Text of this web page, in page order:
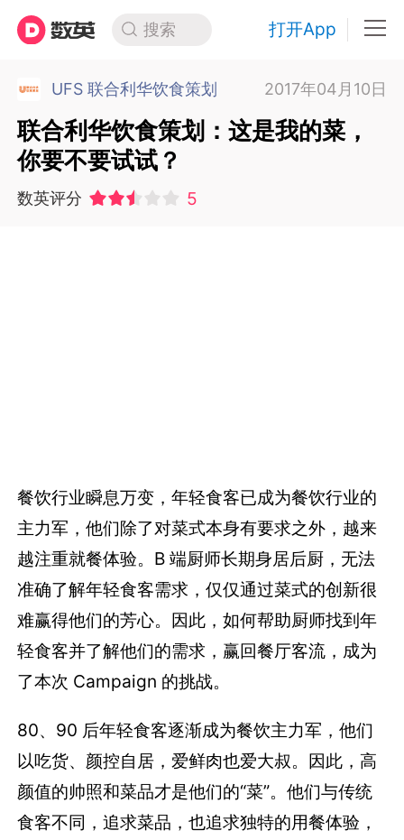
搜索 打开App
UFS 联合利华饮食策划 2017年04月10日
联合利华饮食策划：这是我的菜，
你要不要试试？
数英评分 5
餐饮行业瞬息万变，年轻食客已成为餐饮行业的
主力军，他们除了对菜式本身有要求之外，越来
越注重就餐体验。B 端厨师长期身居后厨，无法
准确了解年轻食客需求，仅仅通过菜式的创新很
难赢得他们的芳心。因此，如何帮助厨师找到年
轻食客并了解他们的需求，赢回餐厅客流，成为
了本次 Campaign 的挑战。
80、90 后年轻食客逐渐成为餐饮主力军，他们
以吃货、颜控自居，爱鲜肉也爱大叔。因此，高
颜值的帅照和菜品才是他们的“菜”。他们与传统
食客不同，追求菜品，也追求独特的用餐体验，